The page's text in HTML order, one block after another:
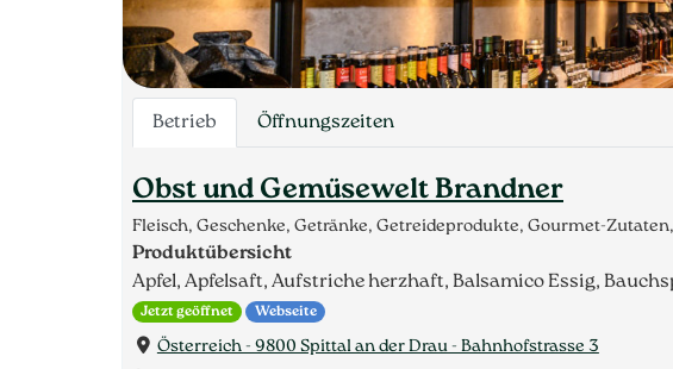
Betrieb Öffnungszeiten
Obst und Gemüsewelt Brandner
Fleisch, Geschenke, Getränke, Getreideprodukte, Gourmet-
Produktübersicht
Apfel, Apfelsaft, Aufstriche herzhaft, Balsamico Essig,
Jetzt geöffnet Webseite
Österreich - 9800 Spittal an der Drau - Bahnhofstrasse 3